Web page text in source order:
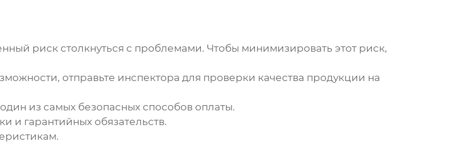
риск столкнуться с проблемами. Чтобы минимизировать этот риск,
отправьте инспектора для проверки качества продукции на
из самых безопасных способов оплаты.
и гарантийных обязательств.